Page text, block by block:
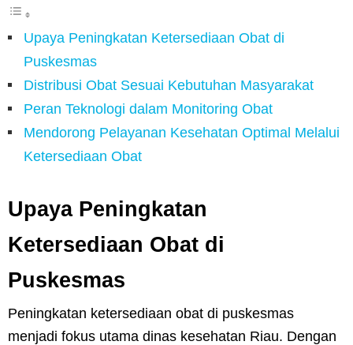
Upaya Peningkatan Ketersediaan Obat di
Puskesmas
Distribusi Obat Sesuai Kebutuhan Masyarakat
Peran Teknologi dalam Monitoring Obat
Mendorong Pelayanan Kesehatan Optimal Melalui
Ketersediaan Obat
Upaya Peningkatan
Ketersediaan Obat di
Puskesmas
Peningkatan ketersediaan obat di puskesmas
menjadi fokus utama dinas kesehatan Riau. Dengan